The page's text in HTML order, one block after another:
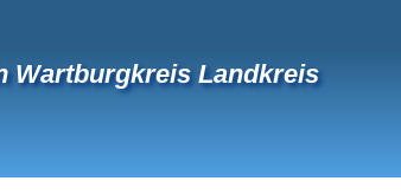
Wartburgkreis Landkreis